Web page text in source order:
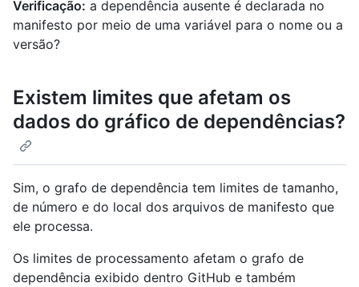
Verificação: a dependência ausente é declarada no
manifesto por meio de uma variável para o nome ou a
versão?
Existem limites que afetam os
dados do gráfico de dependências?
Sim, o grafo de dependência tem limites de tamanho,
de número e do local dos arquivos de manifesto que
ele processa.
Os limites de processamento afetam o grafo de
dependência exibido dentro GitHub e também